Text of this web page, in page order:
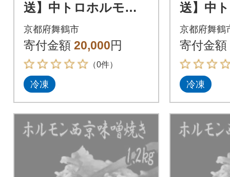
送】中トロホルモン
西京味噌焼き 1.2kg
京都府舞鶴市
寄付金額 20,000円
（0件）
冷凍
送】中
西京味
京都府舞鶴
寄付金額
冷凍